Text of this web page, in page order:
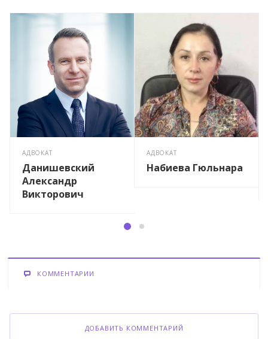
АДВОКАТ
Данишевский
Александр
Викторович
АДВОКАТ
Набиева Гюльнара
КОММЕНТАРИИ
ДОБАВИТЬ КОММЕНТАРИЙ